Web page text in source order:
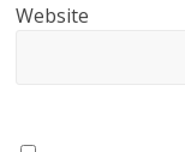
Website